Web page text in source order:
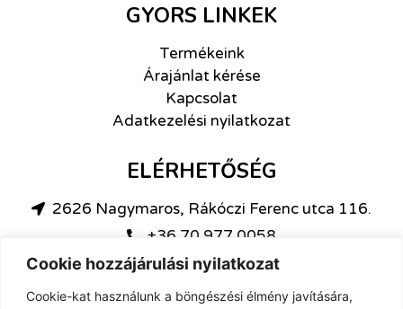
Cookie hozzájárulási nyilatkozat
Cookie-kat használunk a böngészési élmény javítására,
GYORS LINKEK
Termékeink
Árajánlat kérése
Kapcsolat
Adatkezelési nyilatkozat
ELÉRHETŐSÉG
2626 Nagymaros, Rákóczi Ferenc utca 116.
+36 70 977 0058
info@food-pack.online